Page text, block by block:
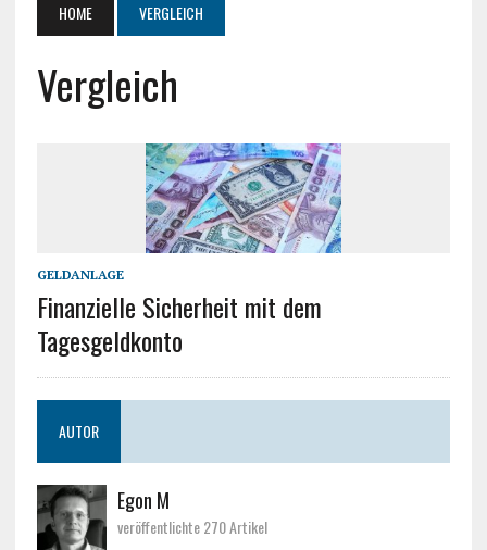
HOME VERGLEICH
Vergleich
GELDANLAGE
Finanzielle Sicherheit mit dem
Tagesgeldkonto
AUTOR
Egon M
veröffentlichte 270 Artikel